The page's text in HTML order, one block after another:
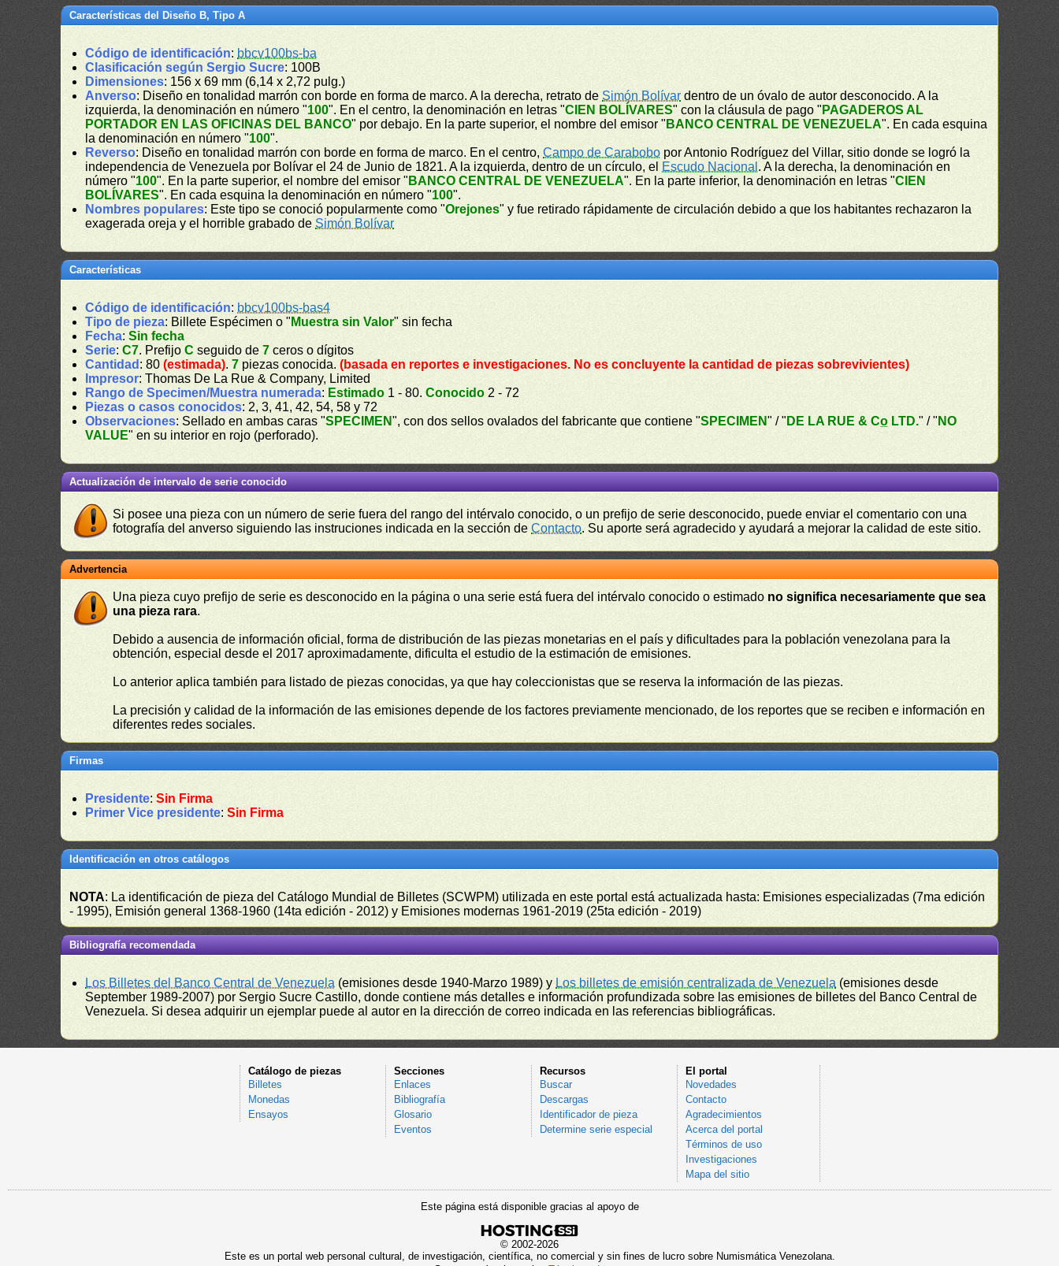
Características del Diseño B, Tipo A
Código de identificación: bbcv100bs-ba
Clasificación según Sergio Sucre: 100B
Dimensiones: 156 x 69 mm (6,14 x 2,72 pulg.)
Anverso: Diseño en tonalidad marrón con borde en forma de marco. A la derecha, retrato deSimón Bolívar dentro de un óvalo de autor desconocido. A la
izquierda, la denominación en número "100". En el centro, la denominación en letras "CIEN BOLÍVARES" con la cláusula de pago " PAGADEROS AL
PORTADOR EN LAS OFICINAS DEL BANCO" por debajo. En la parte superior, el nombre del emisor " BANCO CENTRAL DE VENEZUELA". En cada esquina
la denominación en número "100".
Reverso: Diseño en tonalidad marrón con borde en forma de marco. En el centro,Campo de Carabobo por Antonio Rodríguez del Villar, sitio donde se logró la
independencia de Venezuela por Bolívar el 24 de Junio de 1821. A la izquierda, dentro de un círculo, el Escudo Nacional . A la derecha, la denominación en
número "100". En la parte superior, el nombre del emisor " BANCO CENTRAL DE VENEZUELA". En la parte inferior, la denominación en letras "CIEN
BOLÍVARES". En cada esquina la denominación en número "100".
Nombres populares: Este tipo se conoció popularmente como "Orejones" y fue retirado rápidamente de circulación debido a que los habitantes rechazaron la
exagerada oreja y el horrible grabado deSimón Bolívar
Características
Código de identificación: bbcv100bs-bas4
Tipo de pieza: Billete Espécimen o " Muestra sin Valor" sin fecha
Fecha:Sin fecha
Serie:C7. PrefijoC seguido de7 ceros o dígitos
Cantidad : 80(estimada).7 piezas conocida.(basada en reportes e investigaciones. No es concluyente la cantidad de piezas sobrevivientes)
Impresor: Thomas De La Rue & Company, Limited
Rango de Specimen/Muestra numerada: Estimado 1 - 80.Conocido 2 - 72
Piezas o casos conocidos: 2, 3, 41, 42, 54, 58 y 72
Observaciones: Sellado en ambas caras "SPECIMEN", con dos sellos ovalados del fabricante que contiene "SPECIMEN" / " DE LA RUE & Co̲ LTD." / " NO
VALUE" en su interior en rojo (perforado).
Actualización de intervalo de serie conocido
Si posee una pieza con un número de serie fuera del rango del intérvalo conocido, o un prefijo de serie desconocido, puede enviar el comentario con una
fotografía del anverso siguiendo las instruciones indicada en la sección deContacto. Su aporte será agradecido y ayudará a mejorar la calidad de este sitio.
Advertencia
Una pieza cuyo prefijo de serie es desconocido en la página o una serie está fuera del intérvalo conocido o estimado no significa necesariamente que sea
una pieza rara.
Debido a ausencia de información oficial, forma de distribución de las piezas monetarias en el país y dificultades para la población venezolana para la
obtención, especial desde el 2017 aproximadamente, dificulta el estudio de la estimación de emisiones.
Lo anterior aplica también para listado de piezas conocidas, ya que hay coleccionistas que se reserva la información de las piezas.
La precisión y calidad de la información de las emisiones depende de los factores previamente mencionado, de los reportes que se reciben e información en
diferentes redes sociales.
Firmas
Presidente:Sin Firma
Primer Vice presidente:Sin Firma
Identificación en otros catálogos
NOTA: La identificación de pieza del Catálogo Mundial de Billetes (SCWPM) utilizada en este portal está actualizada hasta: Emisiones especializadas (7ma edición
- 1995), Emisión general 1368-1960 (14ta edición - 2012) y Emisiones modernas 1961-2019 (25ta edición - 2019)
Bibliografía recomendada
Los Billetes del Banco Central de Venezuela (emisiones desde 1940-Marzo 1989) y Los billetes de emisión centralizada de Venezuela (emisiones desde
September 1989-2007) por Sergio Sucre Castillo, donde contiene más detalles e información profundizada sobre las emisiones de billetes del Banco Central de
Venezuela. Si desea adquirir un ejemplar puede al autor en la dirección de correo indicada en las referencias bibliográficas.
Catálogo de piezas
Billetes
Monedas
Ensayos
Secciones
Enlaces
Bibliografía
Glosario
Eventos
Recursos
Buscar
Descargas
Identificador de pieza
Determine serie especial
El portal
Novedades
Contacto
Agradecimientos
Acerca del portal
Términos de uso
Investigaciones
Mapa del sitio
Este página está disponible gracias al apoyo de
© 2002-2026
Este es un portal web personal cultural, de investigación, científica, no comercial y sin fines de lucro sobre Numismática Venezolana.